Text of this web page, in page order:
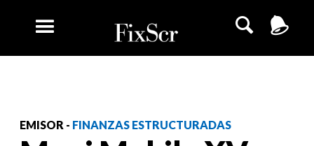
EMISOR - FINANZAS ESTRUCTURADAS